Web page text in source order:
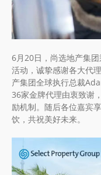
6月20日，尚选地产集
活动，诚挚感谢各大代
产集团全球执行总裁
36家金牌代理由衷致谢
励机制。随后各位嘉宾
饮，共祝美好未来。